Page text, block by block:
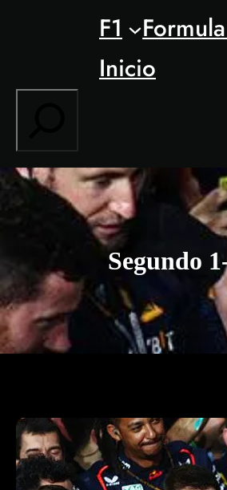
F1
Inicio
Segundo